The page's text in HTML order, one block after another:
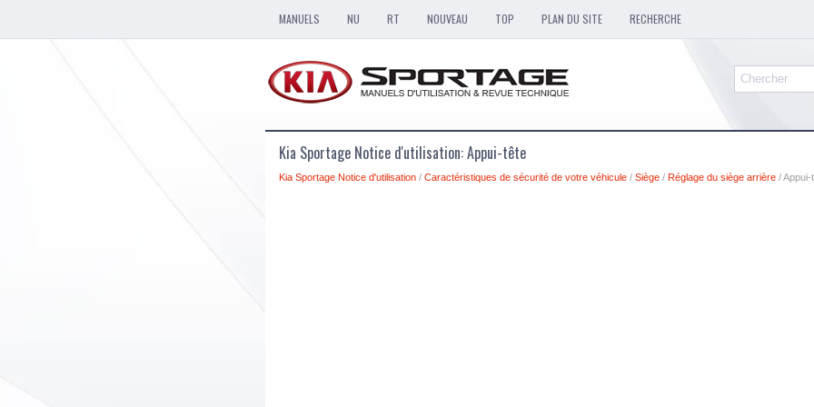
MANUELS NU RT NOUVEAU TOP PLAN DU SITE RECHERCHE
Kia Sportage Notice d'utilisation: Appui-tête
Kia Sportage Notice d'utilisation / Caractéristiques de sécurité de votre véhicule / Siège / Réglage du siège arrière / Appui-